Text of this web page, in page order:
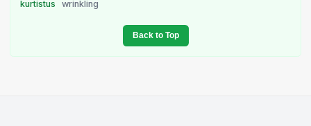
kurtistus wrinkling
Back to Top